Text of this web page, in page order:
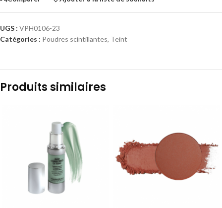
UGS : VPH0106-23
Catégories : Poudres scintillantes, Teint
Produits similaires